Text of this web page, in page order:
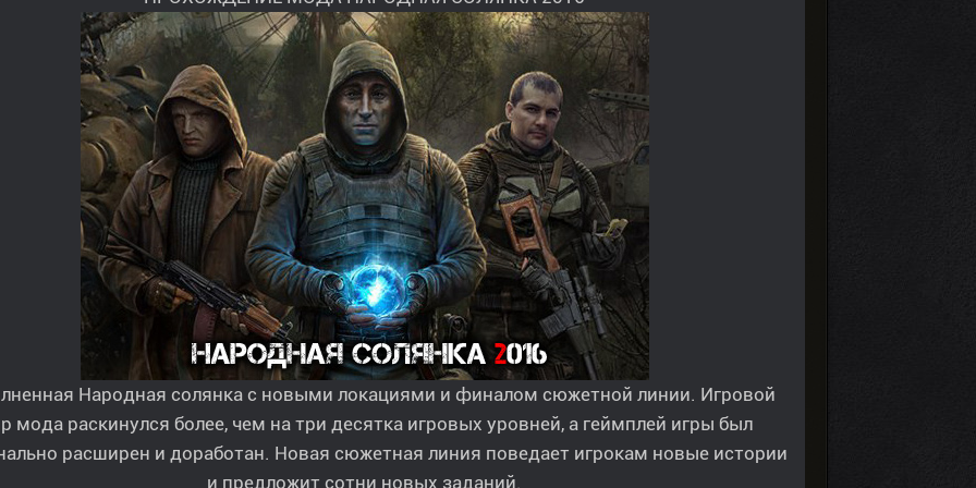
Народная солянка с новыми локациями и финалом сюжетной линии. Игровой
мода раскинулся более, чем на три десятка игровых уровней, а геймплей игры был
расширен и доработан. Новая сюжетная линия поведает игрокам новые истории
и предложит сотни новых заданий.